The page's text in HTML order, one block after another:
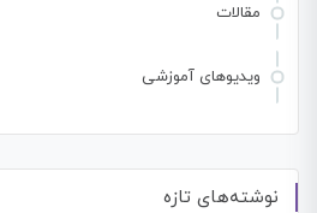
مقالات
ویدیوهای آموزشی
نوشته‌های تازه